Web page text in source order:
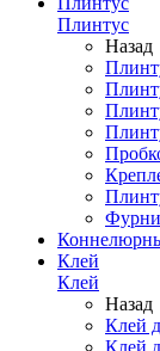
Плинтус
Назад
Клей
Клей
Назад
Клей
Клей